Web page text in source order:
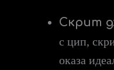
Скрит
с цип,
оказа